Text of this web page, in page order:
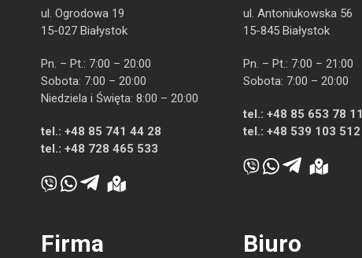
ul. Ogrodowa 19
15-027 Białystok
Pn. – Pt.: 7:00 – 20:00
Sobota: 7:00 – 20:00
Niedziela i Święta: 8:00 – 20:00
tel.: +48 85 741 44 28
tel.: +48 728 465 533
ul. Antoniukowska 56
15-845 Białystok
Pn. – Pt.: 7:00 – 21:00
Sobota: 7:00 – 20:00
tel.: +48 85 653 78 11
tel.: +48 539 103 512
Firma Biuro